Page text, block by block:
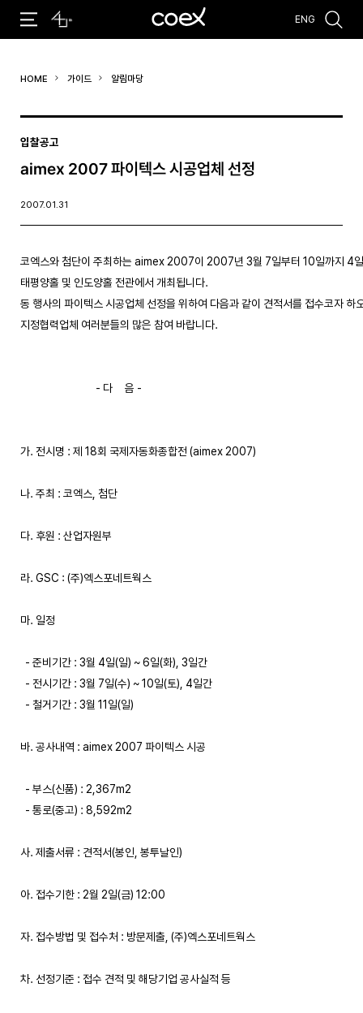
#코엑스 전시 #행사
ENG
HOME 가이드 알림마당
입찰공고
aimex 2007 파이텍스 시공업체 선정
2007.01.31
코엑스와 첨단이 주최하는 aimex 2007이 2007년 3월 7일부터 10일까지 4
태평양홀 및 인도양홀 전관에서 개최됩니다.
동 행사의 파이텍스 시공업체 선정을 위하여 다음과 같이 견적서를 접수코자 하
지정협력업체 여러분들의 많은 참여 바랍니다.
                               - 다     음 -
가. 전시명 : 제 18회 국제자동화종합전 (aimex 2007)
나. 주최 : 코엑스, 첨단
다. 후원 : 산업자원부
라. GSC : (주)엑스포네트웍스
마. 일정
  - 준비기간 : 3월 4일(일) ~ 6일(화), 3일간
  - 전시기간 : 3월 7일(수) ~ 10일(토), 4일간
  - 철거기간 : 3월 11일(일)
바. 공사내역 : aimex 2007 파이텍스 시공
  - 부스(신품) : 2,367m2
  - 통로(중고) : 8,592m2
사. 제출서류 : 견적서(봉인, 봉투날인)
아. 접수기한 : 2월 2일(금) 12:00
자. 접수방법 및 접수처 : 방문제출, (주)엑스포네트웍스
차. 선정기준 : 접수 견적 및 해당기업 공사실적 등